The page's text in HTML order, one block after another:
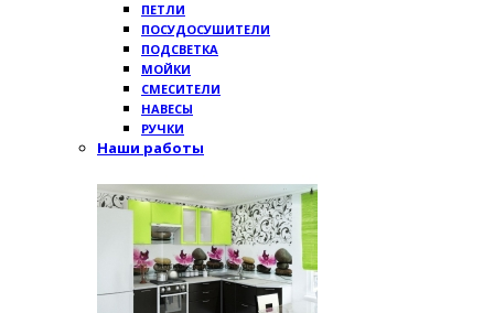
ПЕТЛИ
ПОСУДОСУШИТЕЛИ
ПОДСВЕТКА
МОЙКИ
СМЕСИТЕЛИ
НАВЕСЫ
РУЧКИ
Наши работы